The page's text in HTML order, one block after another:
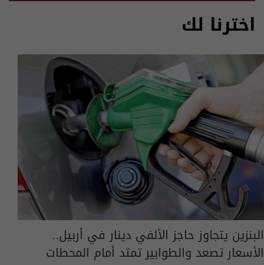
اخترنا لك
البنزين يتجاوز حاجز الألفي دينار في أربيل..
الأسعار تصعد والطوابير تمتد أمام المحطات